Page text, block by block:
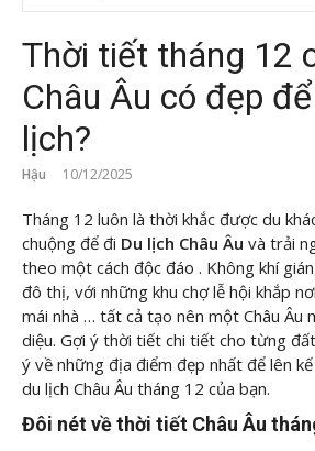
Thời tiết tháng 12
Châu Âu có đẹp
lịch?
Hậu 10/12/2025
Tháng 12 luôn là thời khắc được du
chuộng để đi Du lịch Châu Âu và trải
theo một cách độc đáo . Không khí
đô thị, với những khu chợ lễ hội khắp
mái nhà … tất cả tạo nên một Châu Âu
diệu. Gợi ý thời tiết chi tiết cho từng
ý về những địa điểm đẹp nhất để lên
du lịch Châu Âu tháng 12 của bạn.
Đôi nét về thời tiết Châu Âu